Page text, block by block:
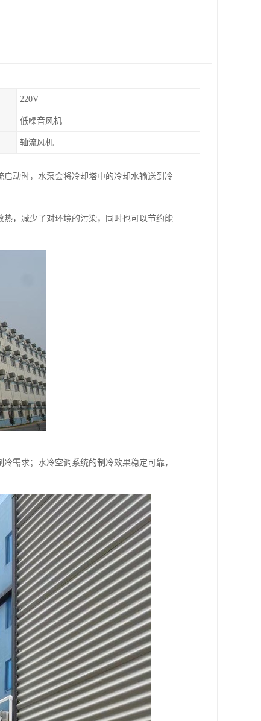
220V
低噪音风机
轴流风机
动时，水泵会将冷却塔中的冷却水输送到冷
，减少了对环境的污染，同时也可以节约能
需求；水冷空调系统的制冷效果稳定可靠，